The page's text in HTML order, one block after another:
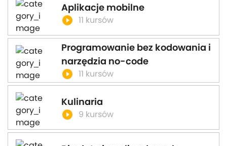
Aplikacje mobilne
play_circle_filled 11 kursów
Programowanie bez kodowania i
narzędzia no-code
play_circle_filled 11 kursów
Kulinaria
play_circle_filled 9 kursów